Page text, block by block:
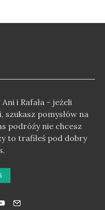
i Rafała - jeżeli
pomysłów na
podróży nie chcesz
to trafiłeś pod dobry